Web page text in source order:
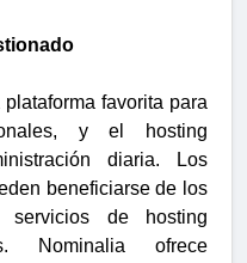
favorita para
y el hosting
diaria. Los
beneficiarse de los
de hosting
Nominalia ofrece